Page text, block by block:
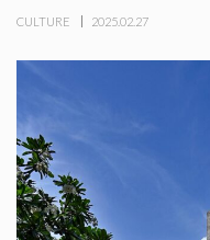
CULTURE 2025.02.27